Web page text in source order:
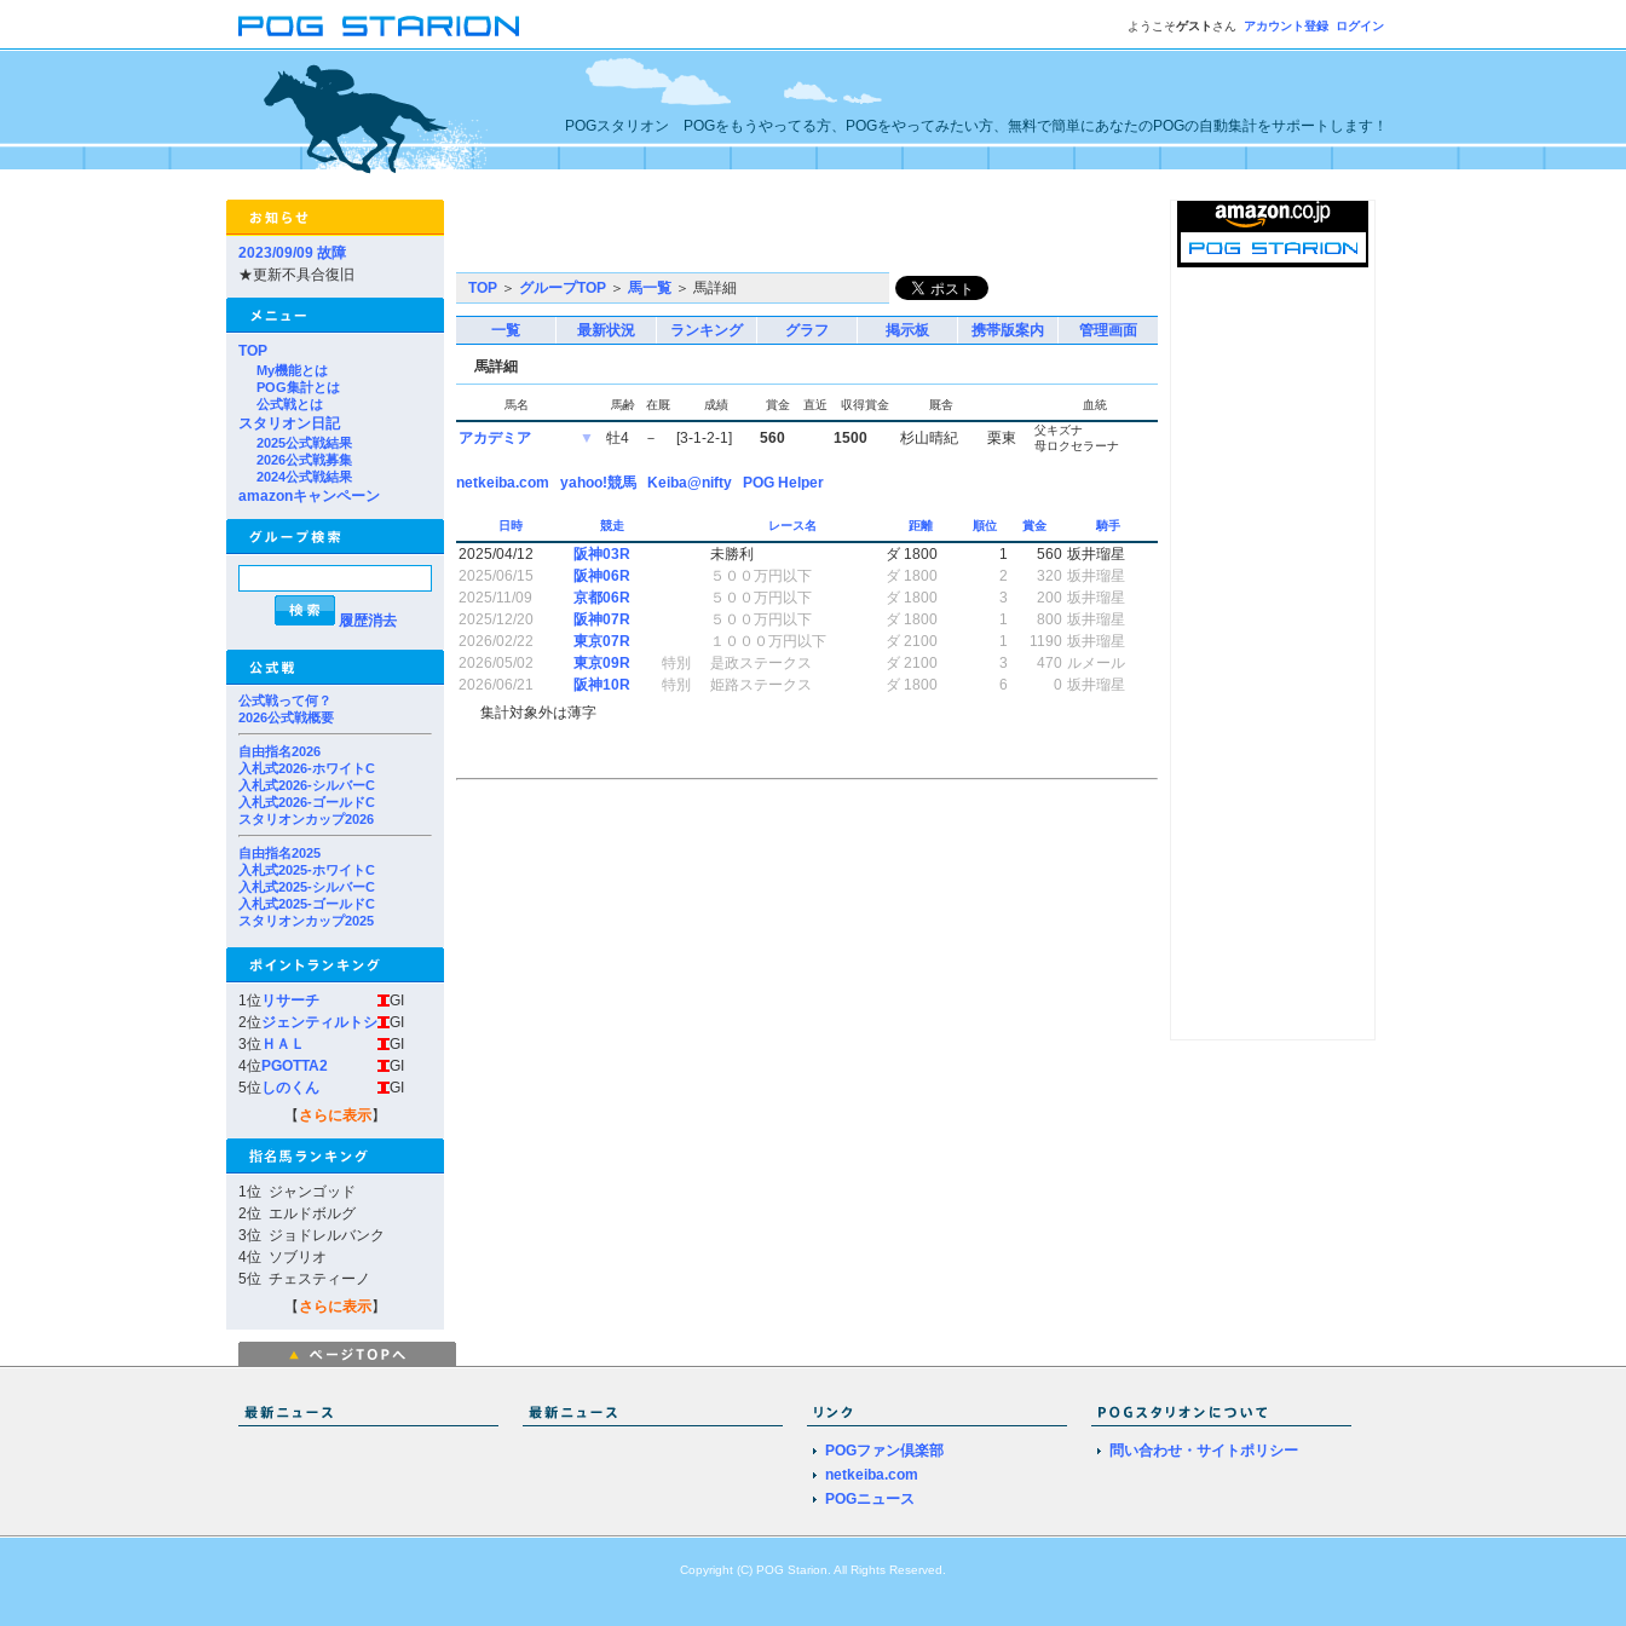
ようこそゲスト さん アカウント登録 ログイン
POGスタリオン POGをもうやってる方、POGをやってみたい方、無料で簡単にあなたのPOGの自動集計をサポートします！
2023/09/09 故障
★更新不具合復旧
TOP
My機能とは
POG集計とは
公式戦とは
スタリオン日記
2025公式戦結果
2026公式戦募集
2024公式戦結果
amazonキャンペーン
履歴消去
公式戦って何？
2026公式戦概要
自由指名2026
入札式2026-ホワイトC
入札式2026-シルバーC
入札式2026-ゴールドC
スタリオンカップ2026
自由指名2025
入札式2025-ホワイトC
入札式2025-シルバーC
入札式2025-ゴールドC
スタリオンカップ2025
1位 リサーチ
GI
2位ジェンティルトシ
GI
3位 ＨＡＬ
GI
4位 PGOTTA2
GI
5位 しのくん
GI
【 さらに表示】
1位 ジャンゴッド
2位 エルドボルグ
3位 ジョドレルバンク
4位 ソブリオ
5位 チェスティーノ
【 さらに表示】
TOP ＞ グループTOP ＞ 馬一覧 ＞ 馬詳細
一覧 最新状況 ランキング グラフ 掲示板 携帯版案内 管理画面
馬詳細
馬名 馬齢 在厩 成績 賞金 直近 収得賞金 厩舎 血統
アカデミア ▼ 牡4 － [3-1-2-1] 560 1500 杉山晴紀 栗東
父キズナ
母ロクセラーナ
netkeiba.com yahoo!競馬 Keiba@nifty POG Helper
日時 競走 レース名 距離 順位 賞金 騎手
2025/04/12 阪神03R 未勝利 ダ 1800 1 560 坂井瑠星
2025/06/15
阪神06R ５００万円以下 ダ 1800 2 320 坂井瑠星
2025/11/09
京都06R ５００万円以下 ダ 1800 3 200 坂井瑠星
2025/12/20
阪神07R ５００万円以下 ダ 1800 1 800 坂井瑠星
2026/02/22
東京07R １０００万円以下 ダ 2100 1 1190 坂井瑠星
2026/05/02
東京09R 特別 是政ステークス ダ 2100 3 470 ルメール
2026/06/21
阪神10R 特別 姫路ステークス ダ 1800 6 0 坂井瑠星
集計対象外は薄字
POGファン倶楽部
netkeiba.com
POGニュース
問い合わせ・サイトポリシー
Copyright (C) POG Starion. All Rights Reserved.